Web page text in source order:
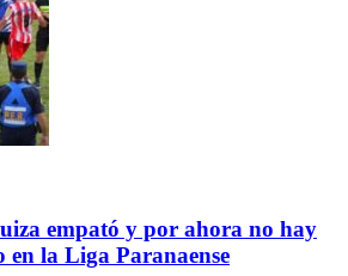
empató y por ahora no hay
en la Liga Paranaense